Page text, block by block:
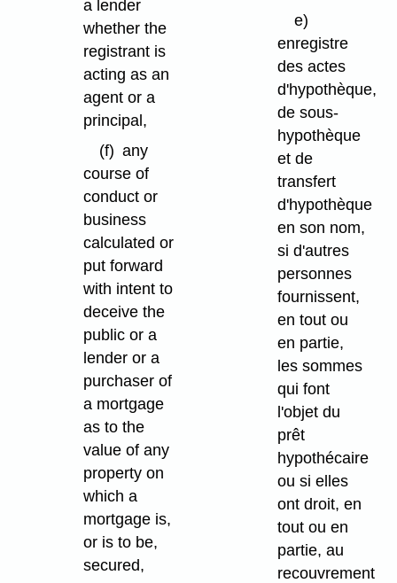
a lender
whether the
registrant is
acting as an
agent or a
principal,
(f) any
course of
conduct or
business
calculated or
put forward
with intent to
deceive the
public or a
lender or a
purchaser of
a mortgage
as to the
value of any
property on
which a
mortgage is,
or is to be,
secured,
e)
enregistre
des actes
d'hypothèque,
de sous-
hypothèque
et de
transfert
d'hypothèque
en son nom,
si d'autres
personnes
fournissent,
en tout ou
en partie,
les sommes
qui font
l'objet du
prêt
hypothécaire
ou si elles
ont droit, en
tout ou en
partie, au
recouvrement